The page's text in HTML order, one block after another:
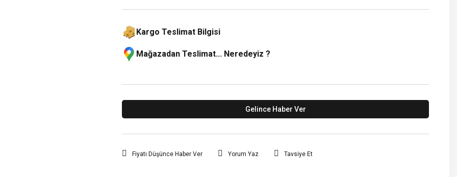
Kargo Teslimat Bilgisi
Mağazadan Teslimat... Neredeyiz ?
Gelince Haber Ver
Fiyatı Düşünce Haber Ver Yorum Yaz Tavsiye Et